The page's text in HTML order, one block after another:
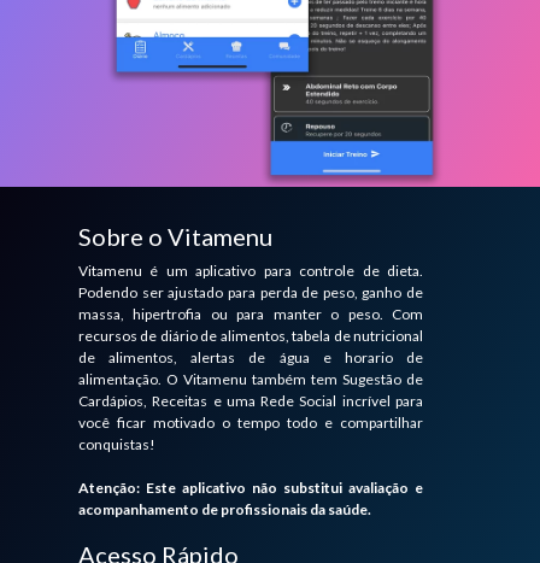
Sobre o Vitamenu
Vitamenu é um aplicativo para controle de dieta.
Podendo ser ajustado para perda de peso, ganho de
massa, hipertrofia ou para manter o peso. Com
recursos de diário de alimentos, tabela de nutricional
de alimentos, alertas de água e horario de
alimentação. O Vitamenu também tem Sugestão de
Cardápios, Receitas e uma Rede Social incrível para
você ficar motivado o tempo todo e compartilhar
conquistas!
Atenção: Este aplicativo não substitui avaliação e
acompanhamento de profissionais da saúde.
Acesso Rápido